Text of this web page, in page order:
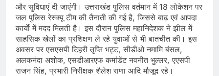
और सुविधाएं दी जाएंगी। उत्तराखंड पुलिस वर्तमान में 18 लोकेशन पर
जल पुलिस रेस्क्यू टीम की तैनाती की गई है, जिससे बाढ़ एवं आपदा
कार्याे में मदद मिलती है। इस दौरान पुलिस महानिदेशक ने झील में
साहसिक खेलों का प्रशिक्षण ले रहे युवाओं से भी बातचीत की। इस
अवसर पर एसएसपी टिहरी तृप्ति भट्ट, सीडीओ नमामि बंसल,
अलकनंदा अशोक, एसडीआरएफ कमांडेंट नवनीत भुल्लर, एएसपी
राजन सिंह, प्रभारी निरीक्षक शैलेश राणा आदि मौजूद रहे।